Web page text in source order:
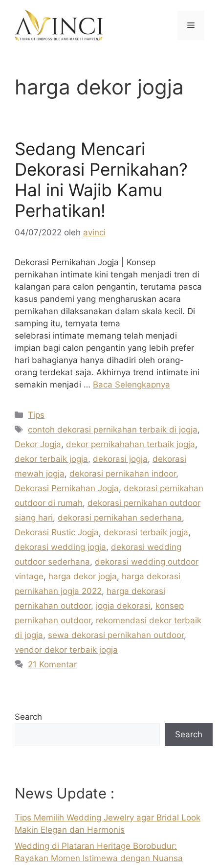
Menu
harga dekor jogja
Sedang Mencari
Dekorasi Pernikahan?
Hal ini Wajib Kamu
Perhatikan!
04/07/2022 oleh avinci
Dekorasi Pernikahan Jogja | Konsep
pernikahan intimate kini tengah menjadi tren di
kalangan para calon pengantin, terutama pasca
kasus pandemi yang mengharuskan acara
pernikahan dilaksanakan dalam skala kecil. Di
samping itu, ternyata tema
selebrasi intimate memang telah menjadi
impian bagi calon pengantin yang lebih prefer
hari bahagianya hanya dihadiri oleh orang-
orang terdekat saja. Akhirnya trend intimate ini
semakin menjadi … Baca Selengkapnya
Kategori
Tips
Tag
contoh dekorasi pernikahan terbaik di jogja,
Dekor Jogja, dekor pernikahahan terbaik jogja,
dekor terbaik jogja, dekorasi jogja, dekorasi
mewah jogja, dekorasi pernikahan indoor,
Dekorasi Pernikahan Jogja, dekorasi pernikahan
outdoor di rumah, dekorasi pernikahan outdoor
siang hari, dekorasi pernikahan sederhana,
Dekorasi Rustic Jogja, dekorasi terbaik jogja,
dekorasi wedding jogja, dekorasi wedding
outdoor sederhana, dekorasi wedding outdoor
vintage, harga dekor jogja, harga dekorasi
pernikahan jogja 2022, harga dekorasi
pernikahan outdoor, jogja dekorasi, konsep
pernikahan outdoor, rekomendasi dekor terbaik
di jogja, sewa dekorasi pernikahan outdoor,
vendor dekor terbaik jogja
21 Komentar
Search
Search
News Update :
Tips Memilih Wedding Jewelry agar Bridal Look
Makin Elegan dan Harmonis
Wedding di Plataran Heritage Borobudur:
Rayakan Momen Istimewa dengan Nuansa